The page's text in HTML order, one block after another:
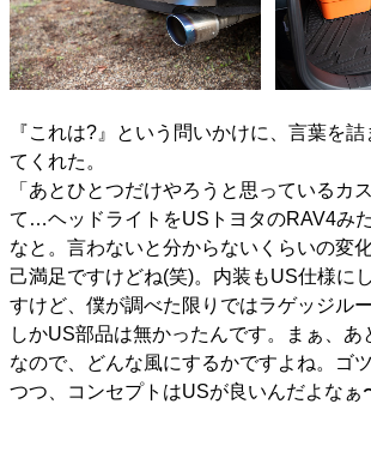
『これは?』という問いかけに、言葉を
てくれた。
「あとひとつだけやろうと思っているカ
て…ヘッドライトをUSトヨタのRAV4み
なと。言わないと分からないくらいの変
己満足ですけどね(笑)。内装もUS仕様に
すけど、僕が調べた限りではラゲッジル
しかUS部品は無かったんです。まぁ、あ
なので、どんな風にするかですよね。ゴ
つつ、コンセプトはUSが良いんだよなぁ